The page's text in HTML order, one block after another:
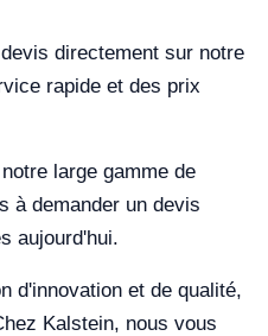
directement sur notre
rapide et des prix
large gamme de
à demander un devis
aujourd'hui.
d'innovation et de qualité,
Kalstein, nous vous